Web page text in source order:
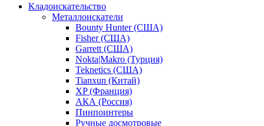
Кладоискательство
Металлоискатели
Bounty Hunter (США)
Fisher (США)
Garrett (США)
Nokta|Makro (Турция)
Teknetics (США)
Tianxun (Китай)
XP (Франция)
АКА (Россия)
Пинпоинтеры
Ручные досмотровые